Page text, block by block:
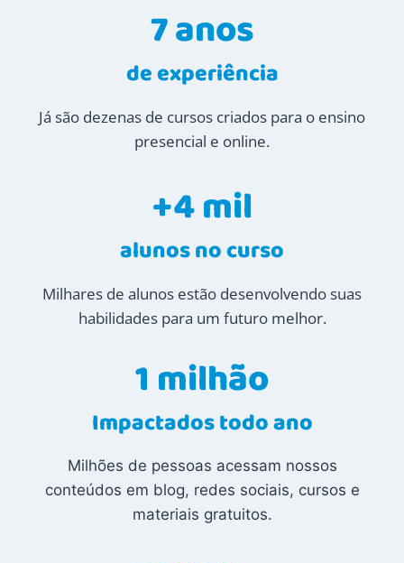
7 anos
de experiência
Já são dezenas de cursos criados para o ensino
presencial e online.
+4 mil
alunos no curso
Milhares de alunos estão desenvolvendo suas
habilidades para um futuro melhor.
1 milhão
Impactados todo ano
Milhões de pessoas acessam nossos
conteúdos em blog, redes sociais, cursos e
materiais gratuitos.